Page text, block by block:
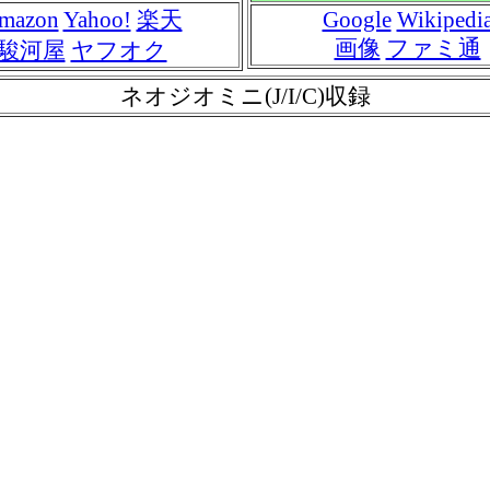
Yahoo! 楽天
河屋 ヤフオク
Google
画像 ファミ通
ネオジオミニ(J/I/C)収録